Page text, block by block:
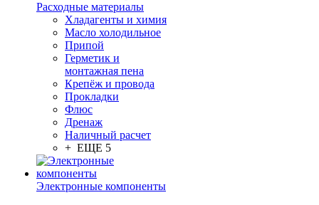
Расходные материалы
Хладагенты и химия
Масло холодильное
Припой
Герметик и
монтажная пена
Крепёж и провода
Прокладки
Флюс
Дренаж
Наличный расчет
+ ЕЩЕ 5
Электронные компоненты